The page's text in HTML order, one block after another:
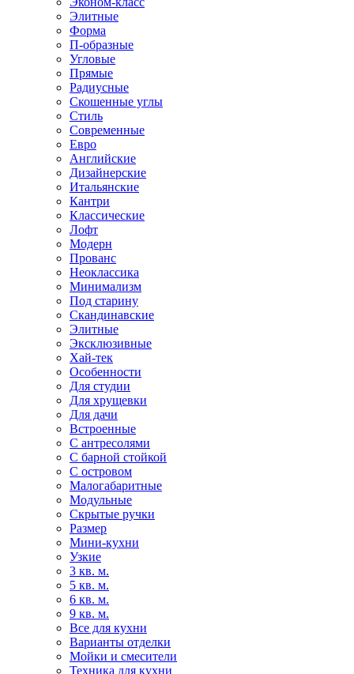
Элитные
Форма
П-образные
Угловые
Прямые
Радиусные
Скошенные углы
Стиль
Современные
Евро
Английские
Дизайнерские
Итальянские
Кантри
Классические
Лофт
Модерн
Прованс
Неоклассика
Минимализм
Под старину
Скандинавские
Элитные
Эксклюзивные
Хай-тек
Особенности
Для студии
Для хрущевки
Для дачи
Встроенные
С антресолями
С барной стойкой
С островом
Малогабаритные
Модульные
Скрытые ручки
Размер
Мини-кухни
Узкие
3 кв. м.
5 кв. м.
6 кв. м.
9 кв. м.
Все для кухни
Варианты отделки
Мойки и смесители
Техника для кухни